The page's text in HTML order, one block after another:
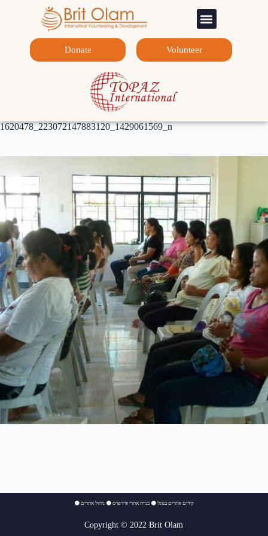
Donate Volunteer
1620478_223072147883120_1429061569_n
⚫ קידום אתרים בגוגל ⚫בניית אתרי וורדפרס ⚫ניהול אתרים
Copyright © 2022 Brit Olam